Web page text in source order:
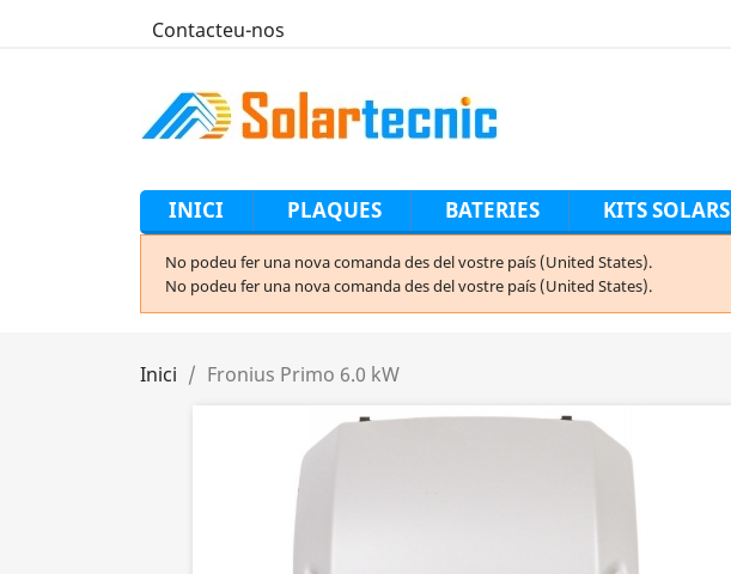
Contacteu-nos
INICI PLAQUES BATERIES KITS SOLARS
No podeu fer una nova comanda des del vostre país (United States).
No podeu fer una nova comanda des del vostre país (United States).
Inici Fronius Primo 6.0 kW